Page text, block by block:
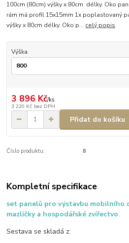
100cm (80cm) výšky x 80cm délky. Oko
rám má profil 15x15mm 1x poplastovaný
výšky x 80cm délky. Oko p... celý popis
Výška
3 896 Kč/ks
3 220 Kč bez DPH
Přidat do košíku
Číslo produktu: 8
Kompletní specifikace
set panelů pro výstavbu mobilního
mazlíčky a hospodářské zvířectvo.
Sestava se skladá z: